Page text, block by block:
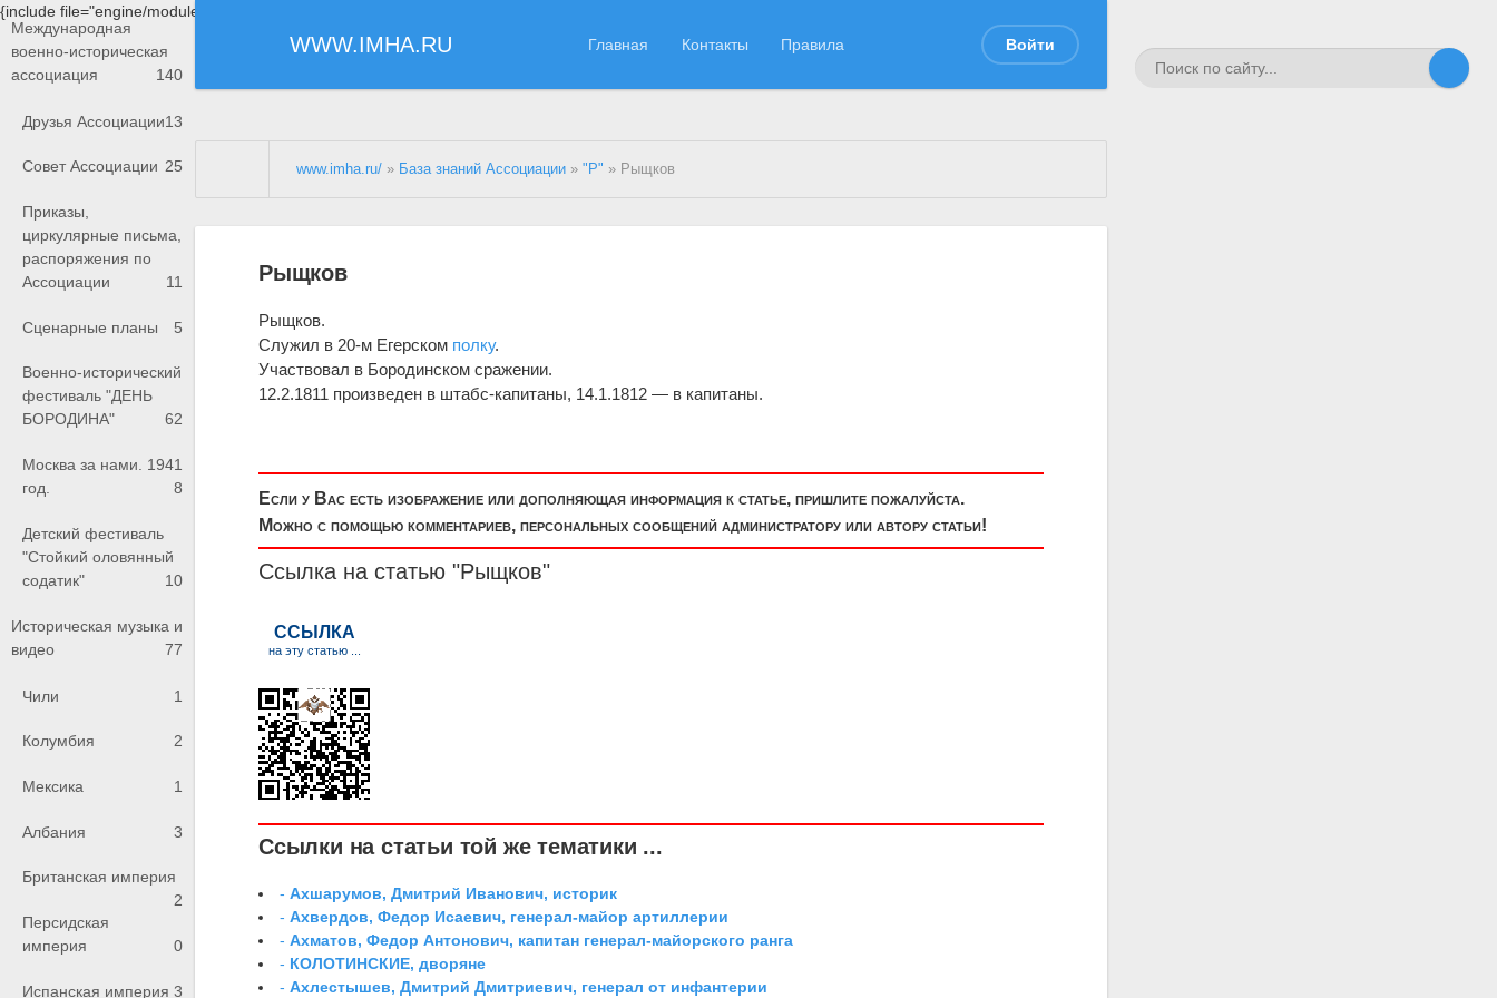
{include file="engine/modules/saperu/head.php"}
WWW.IMHA.RU Главная Контакты Правила Войти
Международная
военно-историческая
ассоциация
140
Друзья Ассоциации13
Совет Ассоциации 25
Приказы,
циркулярные письма,
распоряжения по
Ассоциации
11
Сценарные планы 5
Военно-исторический
фестиваль "ДЕНЬ
БОРОДИНА"
62
Москва за нами. 1941
год.
8
Детский фестиваль
"Стойкий оловянный
содатик"
10
Историческая музыка и
видео
77
Чили 1
Колумбия 2
Мексика 1
Албания 3
Британская империя
2
Персидская
империя
0
Испанская империя 3
www.imha.ru/ » База знаний Ассоциации »"Р" » Рыщков
Рыщков
Рыщков.
Служил в 20-м Егерском полку.
Участвовал в Бородинском сражении.
12.2.1811 произведен в штабс-капитаны, 14.1.1812 — в капитаны.
Если у Вас есть изображение или дополняющая информация к статье, пришлите пожалуйста.
Можно с помощью комментариев, персональных сообщений администратору или автору статьи!
Ссылка на статью "Рыщков"
Ссылки на статьи той же тематики ...
-Ахшарумов, Дмитрий Иванович, историк
-Ахвердов, Федор Исаевич, генерал-майор артиллерии
-Ахматов, Федор Антонович, капитан генерал-майорского ранга
- КОЛОТИНСКИЕ, дворяне
-Ахлестышев, Дмитрий Дмитриевич, генерал от инфантерии